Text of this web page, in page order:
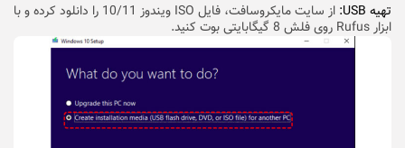
تهیه USB:
از سایت مایکروسافت، فایل ISO ویندوز 10/11 را دانلود کرده و با
ابزار Rufus روی فلش 8 گیگابایتی بوت کنید.